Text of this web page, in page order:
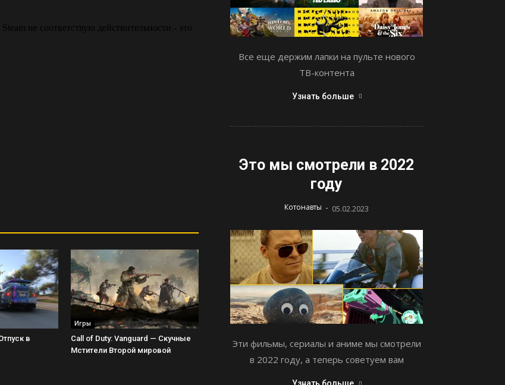
в
Игры
Call of Duty: Vanguard — Скучные
Мстители Второй мировой
Все еще держим лапки на пульте нового
ТВ-контента
Узнать больше
Это мы смотрели в 2022
году
Котонавты - 05.02.2023
Эти фильмы, сериалы и аниме мы смотрели
в 2022 году, а теперь советуем вам